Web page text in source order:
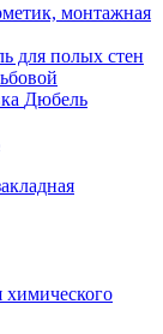
монтажная
для полых стен
Дюбель
химического